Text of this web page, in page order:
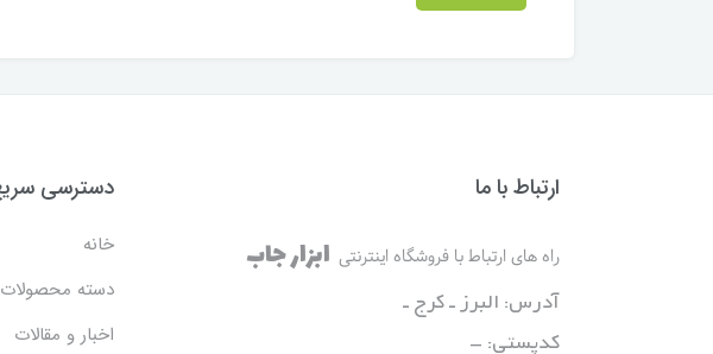
ارتباط با ما
راه های ارتباط با فروشگاه اینترنتی ابزار جاب
آدرس: البرز ـ کرج ـ
کدپستی: -
دسترسی
خانه
دسته محصولات
اخبار و مقالات